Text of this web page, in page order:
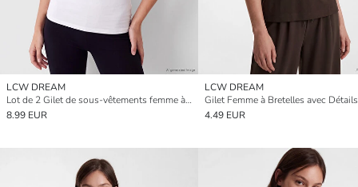
LCW DREAM
Lot de 2 Gilet de sous-vêtements femme à encolure en U
8.99 EUR
LCW DREAM
4.49 EUR